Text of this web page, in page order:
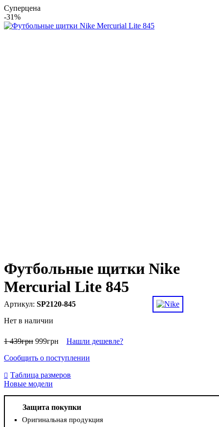
Суперцена
-31%
Футбольные щитки Nike
Mercurial Lite 845
SP2120-845
Нет в наличии
1 439грн 999грн
Нашли дешевле?
Сообщить о поступлении
Таблица размеров
Новые модели
Защита покупки
Оригинальная продукция